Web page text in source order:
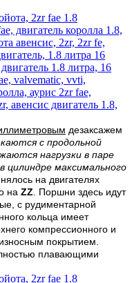
дезаксажем
с продольной
нагрузки в паре
цилиндре максимального
на двигателях
на ZZ . Поршни здесь идут
с рудиментарной
кольца имеет
компрессионного и
покрытием.
плавающими